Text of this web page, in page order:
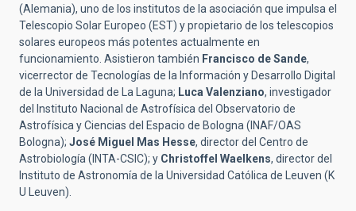
(Alemania), uno de los institutos de la asociación que impulsa el
Telescopio Solar Europeo (EST) y propietario de los telescopios
solares europeos más potentes actualmente en
funcionamiento. Asistieron también Francisco de Sande,
vicerrector de Tecnologías de la Información y Desarrollo Digital
de la Universidad de La Laguna; Luca Valenziano, investigador
del Instituto Nacional de Astrofísica del Observatorio de
Astrofísica y Ciencias del Espacio de Bologna (INAF/OAS
Bologna); José Miguel Mas Hesse, director del Centro de
Astrobiología (INTA-CSIC); y Christoffel Waelkens, director del
Instituto de Astronomía de la Universidad Católica de Leuven (K
U Leuven).